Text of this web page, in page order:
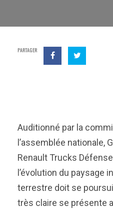
PARTAGER
Auditionné par la
l’assemblée nationale,
Renault Trucks
l’évolution du paysage
terrestre doit se
très claire se présente